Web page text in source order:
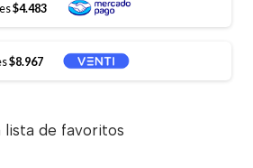
$4.483
$8.967
lista de favoritos